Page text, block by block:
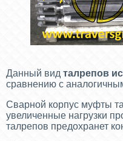
Данный вид талрепов
сравнению с
Сварной корпус муфты
увеличенные нагрузки
талрепов предохранет